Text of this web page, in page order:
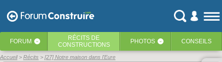
FORUM ‹ RÉCITS DE
CONSTRUCTIONS
PHOTOS ‹ CONSEILS
Accueil Récits [27] Notre maison dans l'Eure